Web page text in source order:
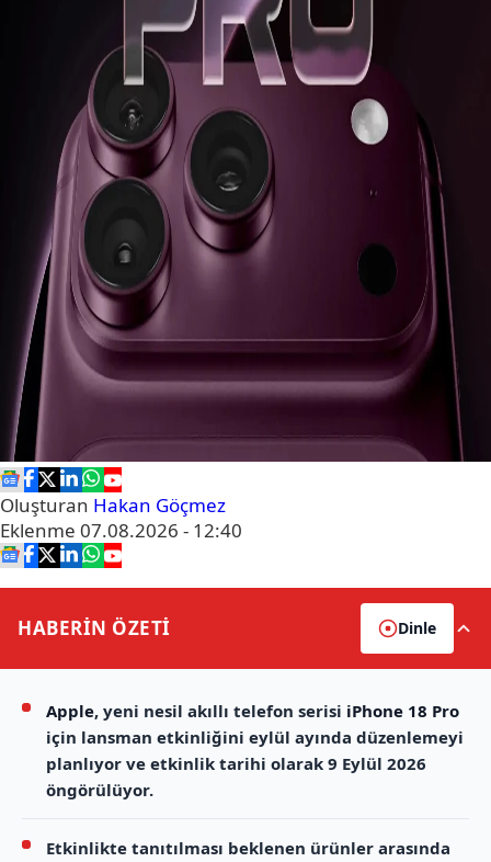
Oluşturan Hakan Göçmez
Eklenme 07.08.2026 - 12:40
HABERİN ÖZETİ Dinle
Apple, yeni nesil akıllı telefon serisi iPhone 18 Pro
için lansman etkinliğini eylül ayında düzenlemeyi
planlıyor ve etkinlik tarihi olarak 9 Eylül 2026
öngörülüyor.
Etkinlikte tanıtılması beklenen ürünler arasında